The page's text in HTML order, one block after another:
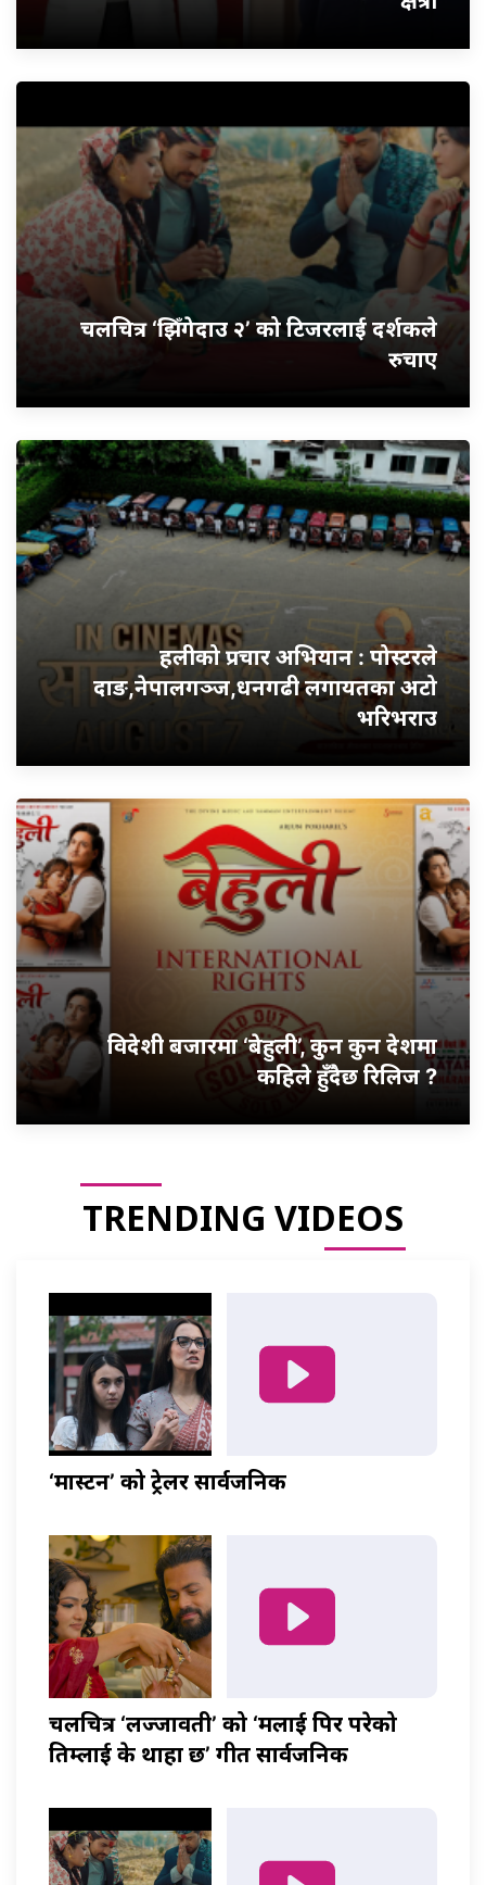
चलचित्र ‘झिँगेदाउ २’ को टिजरलाई दर्शकले
रुचाए
हलीको प्रचार अभियान : पोस्टरले
दाङ,नेपालगञ्ज,धनगढी लगायतका अटो
भरिभराउ
विदेशी बजारमा ‘बेहुली’, कुन कुन देशमा
कहिले हुँदैछ रिलिज ?
TRENDING VIDEOS
‘मास्टर्नी’ को ट्रेलर सार्वजनिक
चलचित्र ‘लज्जावती’ को ‘मलाई पिर परेको
तिम्लाई के थाहा छ’ गीत सार्वजनिक